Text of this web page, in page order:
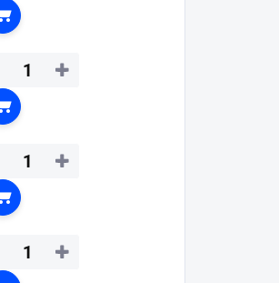
Do košíka
+
Do košíka
+
Do košíka
+